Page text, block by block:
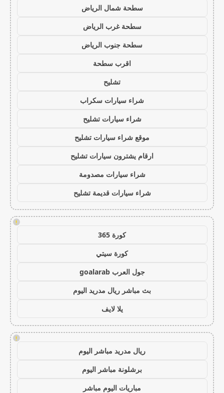
سطحة شمال الرياض
سطحة غرب الرياض
سطحة جنوب الرياض
اقرب سطحة
تشليح
شراء سيارات سكراب
شراء سيارات تشليح
موقع شراء سيارات تشليح
ارقام يشترون سيارات تشليح
شراء سيارات مصدومة
شراء سيارات قديمة تشليح
!
كورة 365
كورة سيتي
جول العرب goalarab
بث مباشر ريال مدريد اليوم
يلا لايف
!
ريال مدريد مباشر اليوم
برشلونة مباشر اليوم
مباريات اليوم مباشر